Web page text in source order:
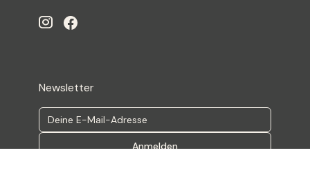
Newsletter
Anmelden